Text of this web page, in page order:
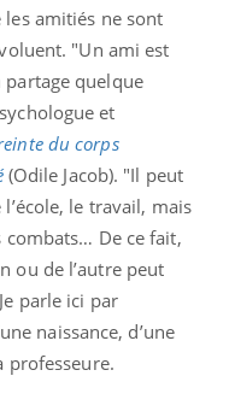
les amitiés ne sont
"Un ami est
partage quelque
et
du corps
(Odile Jacob). "Il peut
le travail, mais
combats… De ce fait,
ou de l’autre peut
parle ici par
naissance, d’une
professeure.